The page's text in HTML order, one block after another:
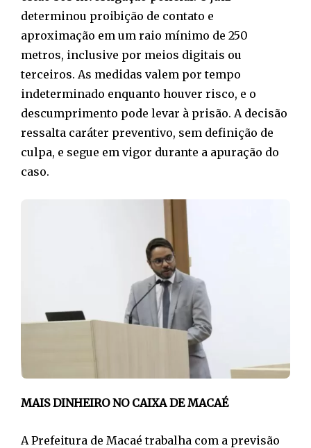
determinou proibição de contato e
aproximação em um raio mínimo de 250
metros, inclusive por meios digitais ou
terceiros. As medidas valem por tempo
indeterminado enquanto houver risco, e o
descumprimento pode levar à prisão. A decisão
ressalta caráter preventivo, sem definição de
culpa, e segue em vigor durante a apuração do
caso.
MAIS DINHEIRO NO CAIXA DE MACAÉ
A Prefeitura de Macaé trabalha com a previsão